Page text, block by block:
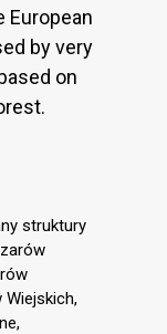
European
by very
on
struktury
Wiejskich,